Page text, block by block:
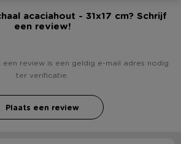
acaciahout - 31x17 cm? Schrijf
een review!
een review is een geldig e-mail adres nodig
ter verificatie.
Plaats een review